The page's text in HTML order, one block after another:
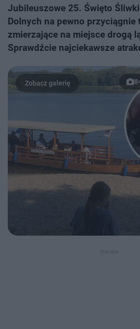
Jubileuszowe 25. Święto
Dolnych na pewno przyciągnie
zmierzające na miejsce drogą
Sprawdźcie najciekawsze